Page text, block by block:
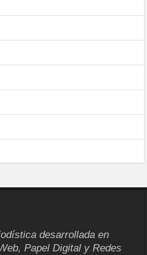
desarrollada en
Papel Digital y Redes